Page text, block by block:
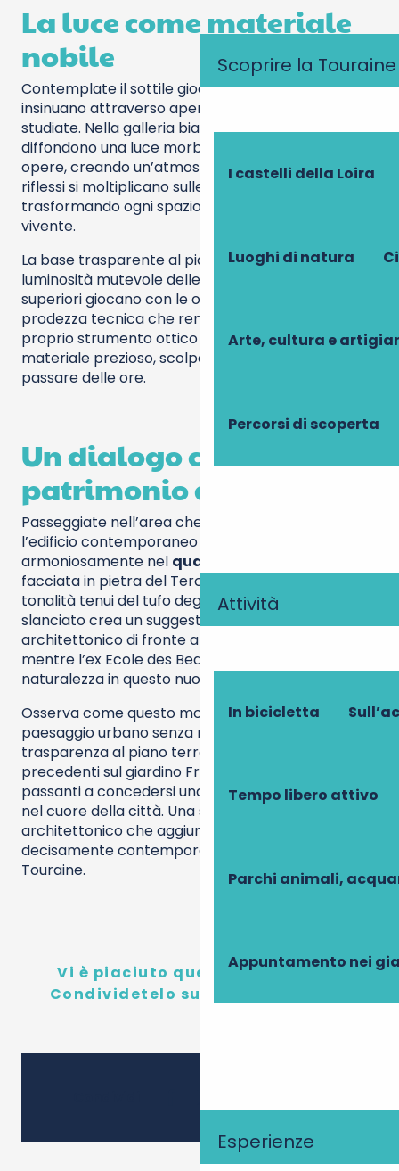
Scoprire la Touraine
I castelli della Loira
Luoghi di natura
Arte, cultura e
Percorsi di scoperta
Attività
In bicicletta
Tempo libero attivo
Parchi animali,
Appuntamento nei
Esperienze
La luce come materiale
nobile
Contemplate il sottile gioco di raggi naturali che si
insinuano attraverso aperture strategicamente
studiate. Nella galleria bianca, quattro lucernari
diffondono una luce morbida e uniforme sulle
opere, creando un’atmosfera quasi meditativa. I
riflessi si moltiplicano sulle pareti immacolate,
trasformando ogni spazio in una composizione
vivente.
La base trasparente al piano terra cattura la
luminosità mutevole delle stagioni, mentre i volumi
superiori giocano con le ombre proiettate. Una
prodezza tecnica che rende il CCCOD un vero e
proprio strumento ottico in cui la luce diventa un
materiale prezioso, scolpendo lo spazio con il
passare delle ore.
Un dialogo con il
patrimonio di Tours
Passeggiate nell’area che circonda il CCCOD, dove
l’edificio contemporaneo si inserisce
armoniosamente nel quartiere storico
facciata in pietra del Tercé contrasta con le
tonalità tenui del tufo degli edifici vicini. Il volume
slanciato crea un suggestivo interludio
architettonico di fronte alla chiesa di Saint-Julien,
mentre l’ex Ecole des Beaux-Arts si inserisce con
naturalezza in questo nuovo complesso.
Osserva come questo monolite bianco trasformi il
paesaggio urbano senza mai sovrastarlo. La sua
trasparenza al piano terra apre una vista senza
precedenti sul giardino François 1er, invitando i
passanti a concedersi una pausa contemplativa
nel cuore della città. Una storia di successo
architettonico che aggiunge una firma
decisamente contemporanea al patrimonio della
Touraine.
Vi è piaciuto questo contenuto?
Condividetelo sui social network!